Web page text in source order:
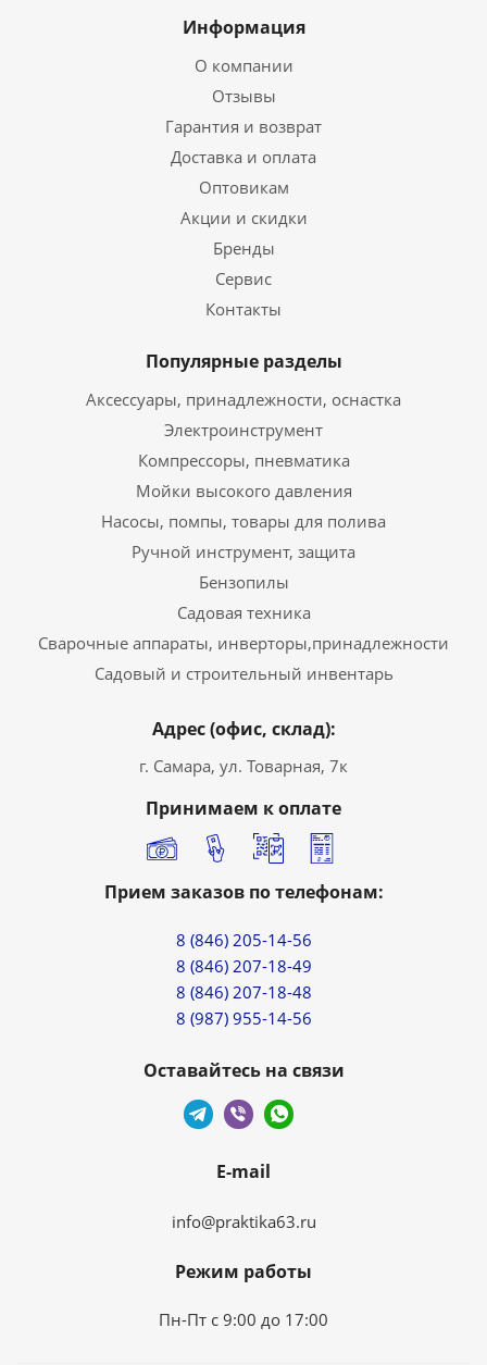
Информация
О компании
Отзывы
Гарантия и возврат
Доставка и оплата
Оптовикам
Акции и скидки
Бренды
Сервис
Контакты
Популярные разделы
Аксессуары, принадлежности, оснастка
Электроинструмент
Компрессоры, пневматика
Мойки высокого давления
Насосы, помпы, товары для полива
Ручной инструмент, защита
Бензопилы
Садовая техника
Сварочные аппараты, инверторы,принадлежности
Садовый и строительный инвентарь
Адрес (офис, склад):
г. Самара, ул. Товарная, 7к
Принимаем к оплате
Прием заказов по телефонам:
8 (846) 205-14-56
8 (846) 207-18-49
8 (846) 207-18-48
8 (987) 955-14-56
Оставайтесь на связи
E-mail
info@praktika63.ru
Режим работы
Пн-Пт с 9:00 до 17:00